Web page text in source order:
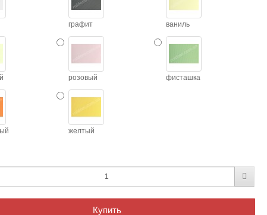
графит ваниль
розовый фисташка
желтый
Купить